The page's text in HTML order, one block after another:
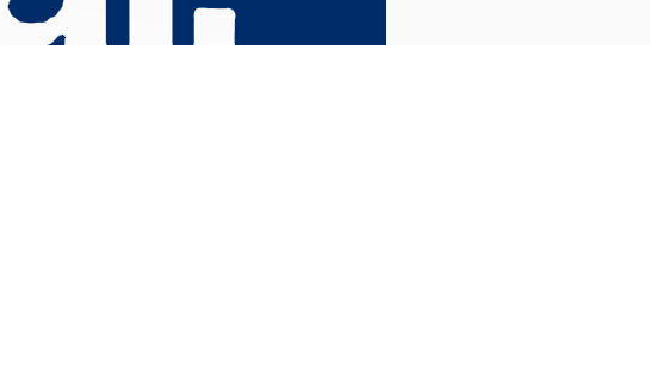
avec les réglementations. Personnalisez vos préférences pour